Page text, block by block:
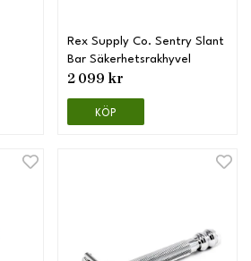
Rex Supply Co. Sentry Slant
Bar Säkerhetsrakhyvel
2 099 kr
KÖP